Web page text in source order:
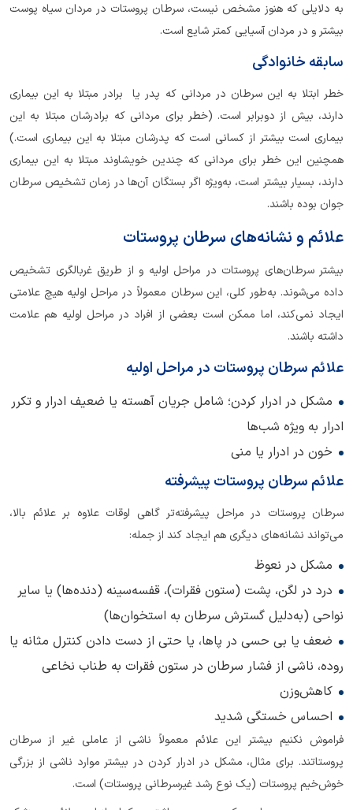
به دلایلی که هنوز مشخص نیست، سرطان پروستات در مردان سیاه پوست
بیشتر و در مردان آسیایی کمتر شایع است.
سابقه خانوادگی
خطر ابتلا به این سرطان در مردانی که پدر یا برادر مبتلا به این بیماری
دارند، بیش از دوبرابر است. (خطر برای مردانی که برادرشان مبتلا به این
بیماری است بیشتر از کسانی است که پدرشان مبتلا به این بیماری است.)
همچنین این خطر برای مردانی که چندین خویشاوند مبتلا به این بیماری
دارند، بسیار بیشتر است، به‌ویژه اگر بستگان آن‌ها در زمان تشخیص سرطان
جوان بوده باشند.
علائم و نشانه‌های سرطان پروستات
بیشتر سرطان‌های پروستات در مراحل اولیه و از طریق غربالگری تشخیص
داده می‌شوند. به‌طور کلی، این سرطان معمولاً در مراحل اولیه هیچ علامتی
ایجاد نمی‌کند، اما ممکن است بعضی از افراد در مراحل اولیه هم علامت
داشته باشند.
علائم سرطان پروستات در مراحل اولیه
مشکل در ادرار کردن؛ شامل جریان آهسته یا ضعیف ادرار و تکرر
ادرار به ویژه شب‌ها
خون در ادرار یا منی
علائم سرطان پروستات پیشرفته
سرطان پروستات در مراحل پیشرفته‌تر گاهی اوقات علاوه بر علائم بالا،
می‌تواند نشانه‌های دیگری هم ایجاد کند از جمله:
مشکل در نعوظ
درد در لگن، پشت (ستون فقرات)، قفسه‌سینه (دنده‌ها) یا سایر
نواحی (به‌دلیل گسترش سرطان به استخوان‌ها)
ضعف یا بی حسی در پاها، یا حتی از دست دادن کنترل مثانه یا
روده، ناشی از فشار سرطان در ستون فقرات به طناب نخاعی
کاهش‌وزن
احساس خستگی شدید
فراموش نکنیم بیشتر این علائم معمولاً ناشی از عاملی غیر از سرطان
پروستاتند. برای مثال، مشکل در ادرار کردن در بیشتر موارد ناشی از بزرگی
خوش‌خیم پروستات (یک نوع رشد غیرسرطانی پروستات) است.